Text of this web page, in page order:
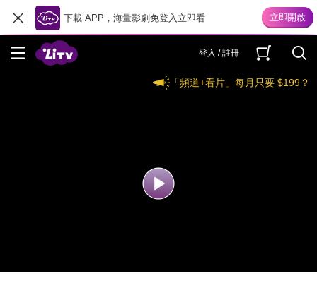
下載 APP，海量影劇免登入立即看
登入 / 註冊
「頻道+看片」每月只要 $199？